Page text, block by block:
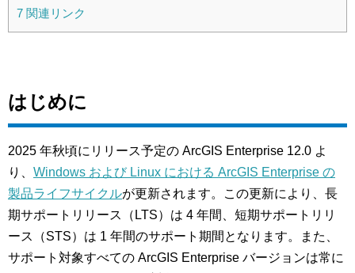
7 関連リンク
はじめに
2025 年秋頃にリリース予定の ArcGIS Enterprise 12.0 よ
り、 Windows および Linux における ArcGIS Enterprise の
製品ライフサイクルが更新されます。この更新により、長
期サポートリリース（LTS）は 4 年間、短期サポートリリ
ース（STS）は 1 年間のサポート期間となります。また、
サポート対象すべての ArcGIS Enterprise バージョンは常に